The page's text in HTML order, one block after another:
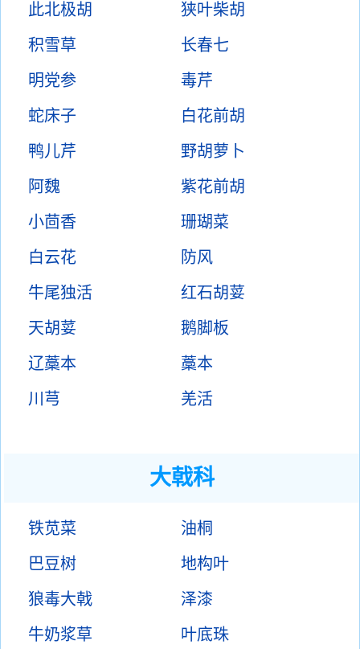
此北极胡
狭叶柴胡
积雪草
长春七
明党参
毒芹
蛇床子
白花前胡
鸭儿芹
野胡萝卜
阿魏
紫花前胡
小茴香
珊瑚菜
白云花
防风
牛尾独活
红石胡荽
天胡荽
鹅脚板
辽藁本
藁本
川芎
羌活
大戟科
铁苋菜
油桐
巴豆树
地构叶
狼毒大戟
泽漆
牛奶浆草
叶底珠